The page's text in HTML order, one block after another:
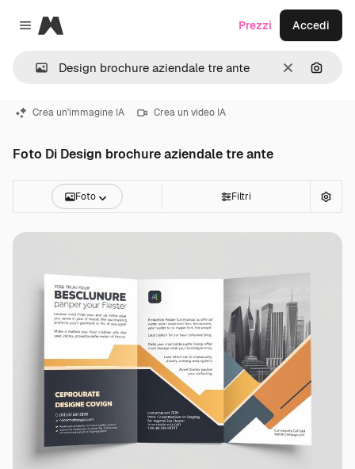
Close menu
Magnific
CancellaCerca
Prezzi Accedi
Crea un'immagine IA Crea un video IA
Foto Di Design brochure aziendale tre ante
Foto Filtri